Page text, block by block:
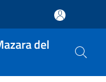
del